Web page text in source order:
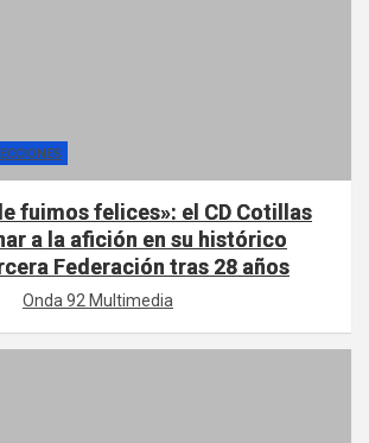
fuimos felices»: el CD Cotillas
a la afición en su histórico
Federación tras 28 años
Onda 92 Multimedia